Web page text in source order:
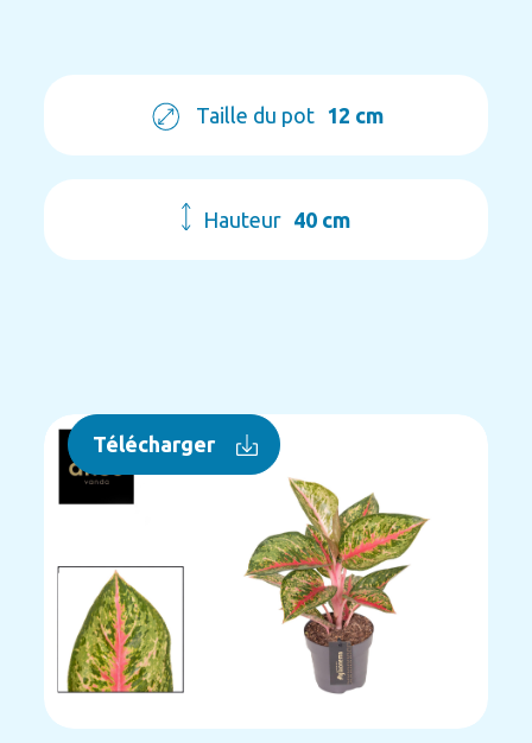
Taille du pot 12 cm
Hauteur 40 cm
Télécharger